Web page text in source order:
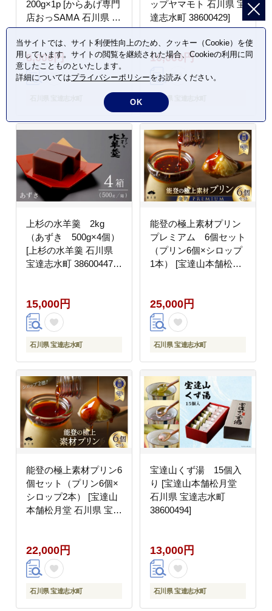
200g×1p [からあげ専門
店おっSAMA 石川県 宝
達志水町 38600418] か
ら揚げ からあげ むね肉
レンジ 下味 揚げない
国産
8,000円
ップヤマモト 石川県 宝
達志水町 38600429]
10,000円
石川県 宝達志水町
上杉の水羊羹 2kg
（あずき 500g×4個）
[上杉の水羊羹 石川県
宝達志水町 38600447]
15,000円
石川県 宝達志水町
能登の極上素材プリン
プレミアム 6個セット
（プリン6個×シロップ
1本） [宝達山本舗松月
25,000円
石川県 宝達志水町
能登の極上素材プリン6
個セット（プリン6個×
シロップ2本） [宝達山
本舗松月堂 石川県 宝達
22,000円
石川県 宝達志水町
宝達山くず湯 15個入
り [宝達山本舗松月堂
石川県 宝達志水町
38600494]
13,000円
石川県 宝達志水町
当サイトでは、サイト利便性向上のため、クッキー（Cookie）を使
用しています。サイトの閲覧を継続された場合、Cookieの利用に同
意したことものといたします。
詳細についてはプライバシーポリシーをお読みください。
OK